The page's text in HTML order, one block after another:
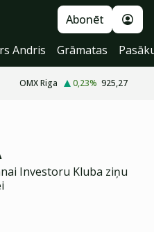
Abonēt
Andris Grāmatas
OMX Riga 0,23% 925,27
Investoru Kluba ziņu